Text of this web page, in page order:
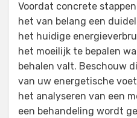
Voordat concrete
het van belang een
het huidige
het moeilijk te bepalen
behalen valt. Beschouw
van uw energetische
het analyseren van een
een behandeling wordt